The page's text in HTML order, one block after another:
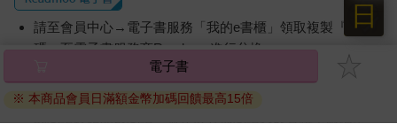
請至會員中心→電子書服務「我的e書櫃」領取複製『兌換
碼』至電子書服務商Readmoo進行兌換。
因版權保護，您在金石堂所購買的電子書僅能以金石堂專屬
電子書
※ 本商品會員日滿額金幣加碼回饋最高15倍
日